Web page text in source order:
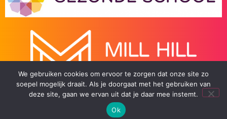
We gebruiken cookies om ervoor te zorgen dat onze site zo
soepel mogelijk draait. Als je doorgaat met het gebruiken van
deze site, gaan we ervan uit dat je daar mee instemt.
Ok